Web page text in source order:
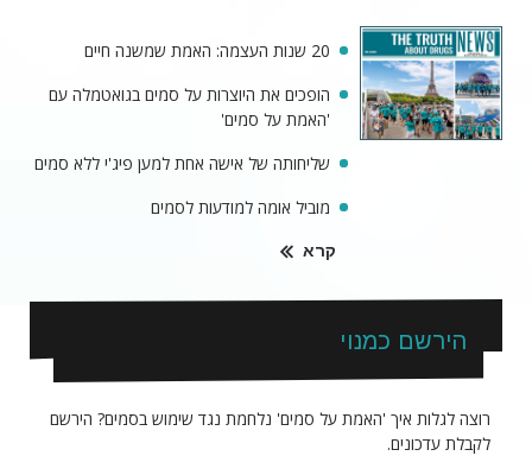
20 שנות העצמה: האמת שמשנה חיים
הופכים את היוצרות על סמים בגואטמלה עם
'האמת על סמים'
שליחותה של אישה אחת למען פיג'י ללא סמים
מוביל אומה למודעות לסמים
קרא
הירשם כמנוי
רוצה לגלות איך 'האמת על סמים' נלחמת נגד שימוש בסמים? הירשם
לקבלת עדכונים.